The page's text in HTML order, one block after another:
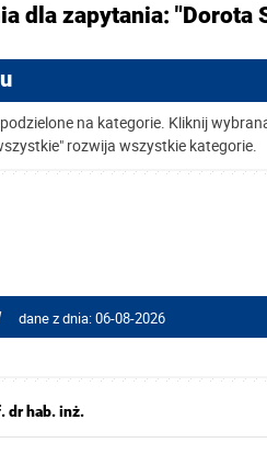
dla zapytania: "Dorota
na kategorie. Kliknij
rozwija wszystkie kategorie.
dane z dnia: 06-08-2026
dr hab. inż.